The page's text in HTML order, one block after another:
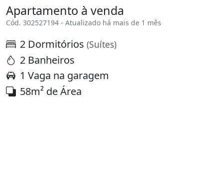
Apartamento à venda
Cód. 302527194 - Atualizado há mais de 1 mês
2 Dormitórios (Suítes)
2 Banheiros
1 Vaga na garagem
58m² de Área